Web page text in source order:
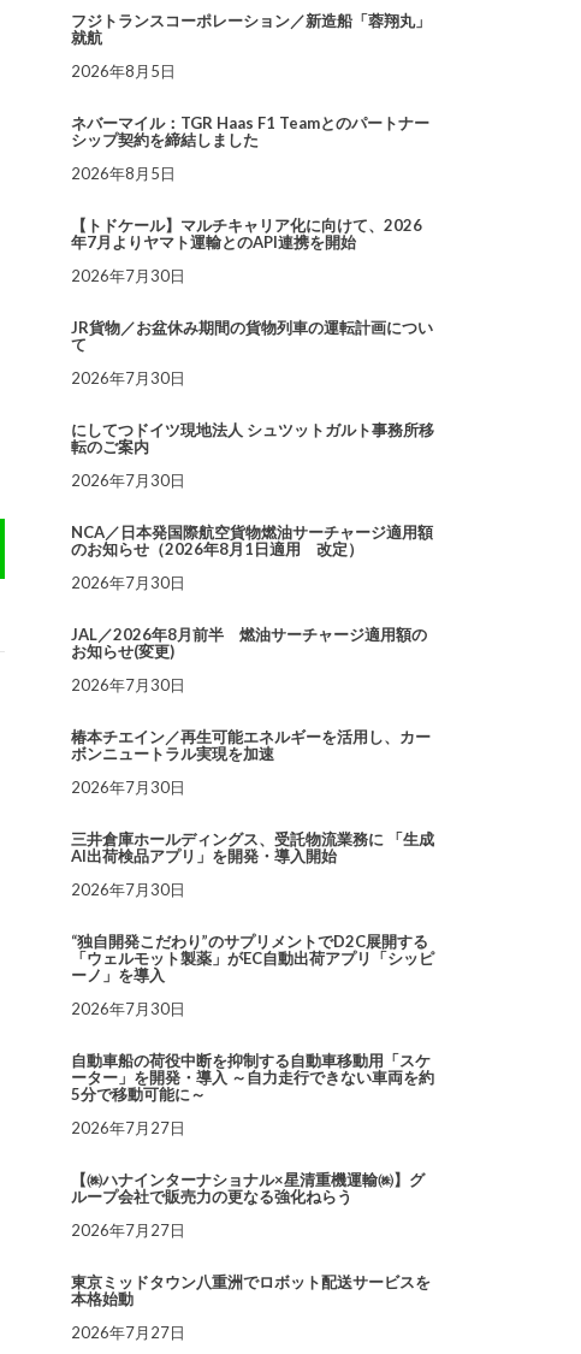
フジトランスコーポレーション／新造船「蓉翔丸」
就航
2026年8月5日
ネバーマイル：TGR Haas F1 Teamとのパートナー
シップ契約を締結しました
2026年8月5日
【トドケール】マルチキャリア化に向けて、2026
年7月よりヤマト運輸とのAPI連携を開始
2026年7月30日
JR貨物／お盆休み期間の貨物列車の運転計画につい
て
2026年7月30日
にしてつドイツ現地法人 シュツットガルト事務所移
転のご案内
2026年7月30日
NCA／日本発国際航空貨物燃油サーチャージ適用額
のお知らせ（2026年8月1日適用 改定）
2026年7月30日
JAL／2026年8月前半 燃油サーチャージ適用額の
お知らせ(変更)
2026年7月30日
椿本チエイン／再生可能エネルギーを活用し、カー
ボンニュートラル実現を加速
2026年7月30日
三井倉庫ホールディングス、受託物流業務に 「生成
AI出荷検品アプリ」を開発・導入開始
2026年7月30日
“独自開発こだわり”のサプリメントでD2C展開する
「ウェルモット製薬」がEC自動出荷アプリ「シッピ
ーノ」を導入
2026年7月30日
自動車船の荷役中断を抑制する自動車移動用「スケ
ーター」を開発・導入 ～自力走行できない車両を約
5分で移動可能に～
2026年7月27日
【㈱ハナインターナショナル×星清重機運輸㈱】グ
ループ会社で販売力の更なる強化ねらう
2026年7月27日
東京ミッドタウン八重洲でロボット配送サービスを
本格始動
2026年7月27日